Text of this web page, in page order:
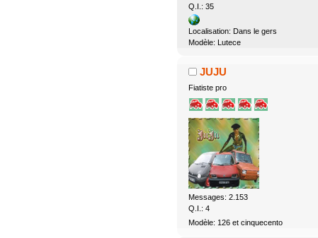
Q.I.: 35
Localisation: Dans le gers
Modèle: Lutece
JUJU
Fiatiste pro
Messages: 2.153
Q.I.: 4
Modèle: 126 et cinquecento